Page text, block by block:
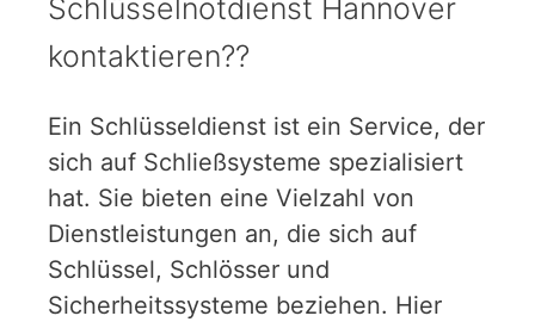
Schlüsselnotdienst Hannover
kontaktieren??
Ein Schlüsseldienst ist ein Service, der
sich auf Schließsysteme spezialisiert
hat. Sie bieten eine Vielzahl von
Dienstleistungen an, die sich auf
Schlüssel, Schlösser und
Sicherheitssysteme beziehen. Hier